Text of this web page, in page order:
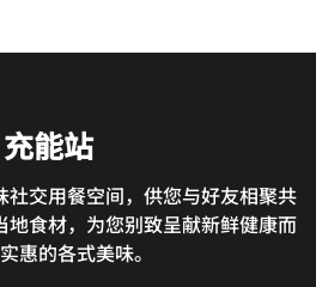
充能站
交用餐空间，供您与好友相聚共
食材，为您别致呈献新鲜健康而
惠的各式美味。
W XYZ Bar
酒店大堂为宾客们提供了一处互
的理想之地。
Re: fuel
业，供应多款咖啡与健康轻食。
提供众多便捷健康的用餐选择。